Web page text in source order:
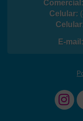
Comercial:
Celular:
E-mail: